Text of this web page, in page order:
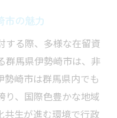
立つ申請体験談
資格取得の実践知
人・国の課題とは
能性に迫る
市の魅力
する際、多様な在留資
群馬県伊勢崎市は、非
勢崎市は群馬県内でも
り、国際色豊かな地域
共生が進む環境で行政